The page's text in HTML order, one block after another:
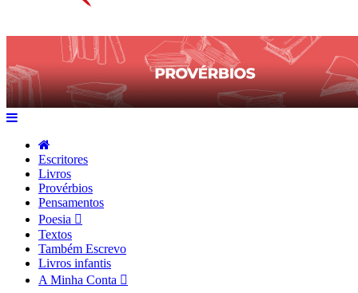
Escritores
Livros
Provérbios
Pensamentos
Poesia
Textos
Também Escrevo
Livros infantis
A Minha Conta